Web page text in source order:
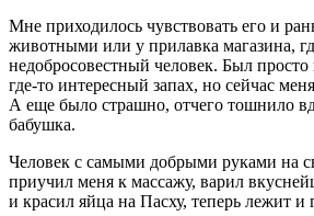
Мне приходилось чувствовать его и
животными или у прилавка магазина,
недобросовестный человек. Был
где-то интересный запах, но сейчас
А еще было страшно, отчего тошнило
бабушка.
Человек с самыми добрыми руками на
приучил меня к массажу, варил
и красил яйца на Пасху, теперь лежит и